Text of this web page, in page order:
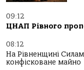
09:12
ЦНАП Рівного
08:12
На Рівненщині
конфісковане майно